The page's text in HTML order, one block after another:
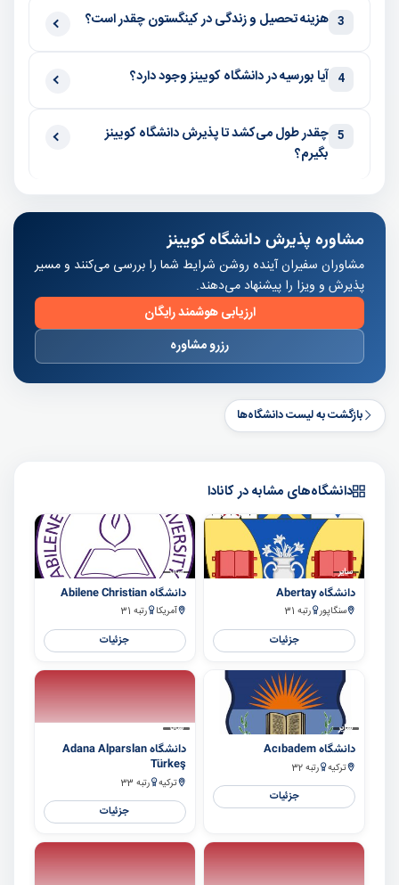
3 هزینه تحصیل و زندگی در کینگستون چقدر است؟
4 آیا بورسیه در دانشگاه کویینز وجود دارد؟
5 چقدر طول می‌کشد تا پذیرش دانشگاه کویینز
بگیرم؟
مشاوره پذیرش دانشگاه کویینز
مشاوران سفیران آینده روشن شرایط شما را بررسی می‌کنند و مسیر
پذیرش و ویزا را پیشنهاد می‌دهند.
ارزیابی هوشمند رایگان
رزرو مشاوره
بازگشت به لیست دانشگاه‌ها
دانشگاه‌های مشابه در کانادا
سایر
دانشگاه Abertay
سنگاپور رتبه 31
جزئیات
سایر
دانشگاه Abilene Christian
آمریکا رتبه 31
جزئیات
سایر
دانشگاه Acıbadem
ترکیه رتبه 32
جزئیات
سایر
دانشگاه Adana Alparslan
Türkeş
ترکیه رتبه 33
جزئیات